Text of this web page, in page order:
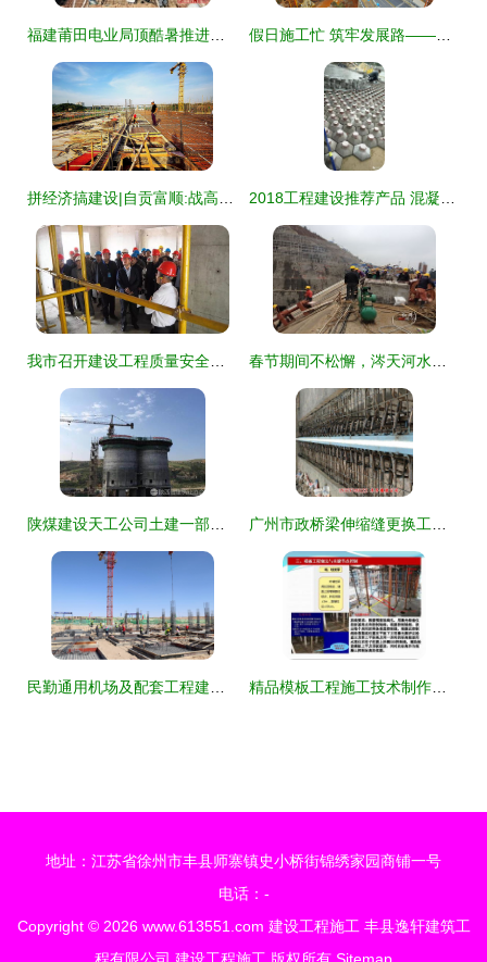
福建莆田电业局顶酷暑推进工程建设提速增效 假日施工忙 筑牢发展路——探访交通建设项目“五一”施工现场
拼经济搞建设|自贡富顺:战高温错峰上班 25万吨啤酒饮料生产项目进度过半 建设工程施工 2018工程建设推荐产品 混凝土架空砖——新理念·新技术·新产品引领施工变革
我市召开建设工程质量安全提升暨创建优质工程推进观摩会 春节期间不松懈，涔天河水库扩建工程持续推进
陕煤建设天工公司土建一部沙梁矿产品仓滑模顺利告捷，建设工程施工再创佳绩 广州市政桥梁伸缩缝更换工程——专业施工服务与报价指南
民勤通用机场及配套工程建设首季“开门红” 筑牢通航发展新根基 精品模板工程施工技术制作安装要点解析（附配模图）
地址：江苏省徐州市丰县师寨镇史小桥街锦绣家园商铺一号
电话：-
Copyright © 2026 www.613551.com 建设工程施工 丰县逸轩建筑工